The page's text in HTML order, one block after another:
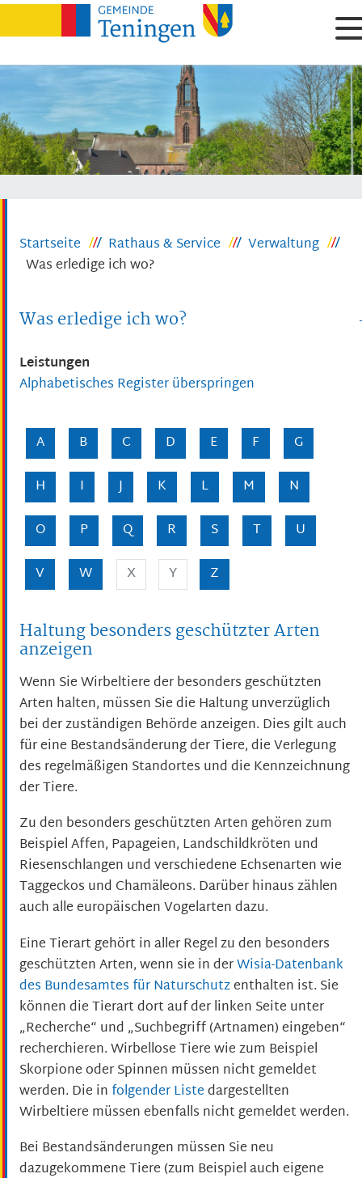
Startseite Rathaus & Service
Verwaltung
Was erledige ich wo?
Was erledige ich wo?
Leistungen
Alphabetisches Register überspringen
A B C D E F
G
H
I J K L M
N
O
P Q R S T
U
V
W X Y Z
Haltung besonders geschützter Arten
anzeigen
Wenn Sie Wirbeltiere der besonders geschützten
Arten halten, müssen Sie die Haltung unverzüglich
bei der zuständigen Behörde anzeigen. Dies gilt auch
für eine Bestandsänderung der Tiere, die Verlegung
des regelmäßigen Standortes und die Kennzeichnung
der Tiere.
Zu den besonders geschützten Arten gehören zum
Beispiel Affen, Papageien, Landschildkröten und
Riesenschlangen und verschiedene Echsenarten wie
Taggeckos und Chamäleons. Darüber hinaus zählen
auch alle europäischen Vogelarten dazu.
Eine Tierart gehört in aller Regel zu den besonders
geschützten Arten, wenn sie in derWisia-Datenbank
des Bundesamtes für Naturschutzenthalten ist. Sie
können die Tierart dort auf der linken Seite unter
„Recherche“ und „Suchbegriff (Artnamen) eingeben“
recherchieren. Wirbellose Tiere wie zum Beispiel
Skorpione oder Spinnen müssen nicht gemeldet
werden. Die in folgender Listedargestellten
Wirbeltiere müssen ebenfalls nicht gemeldet werden.
Bei Bestandsänderungen müssen Sie neu
dazugekommene Tiere (zum Beispiel auch eigene